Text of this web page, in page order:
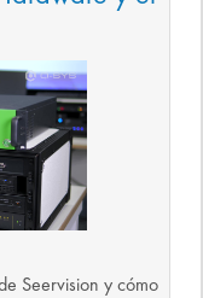
Seervision y cómo